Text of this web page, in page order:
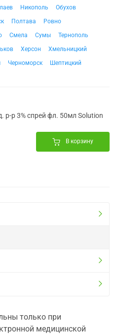
Никополь
Обухов
Полтава
Ровно
Смела Сумы
Тернополь
Херсон
Хмельницкий
Черноморск Шептицкий
р-р 3% спрей фл. 50мл Solution
В корзину
только при
медицинской